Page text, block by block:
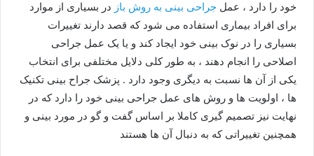
خود را دارد ، عمل جراحی بینی به روش باز در بسیاری از موارد
برای افراد بیماری استفاده می شود که قصد دارند تغییرات
بسیاری را در نوک بینی خود ایجاد کند و یا یک عمل جراحی
اصلاحی را انجام دهند ، به طور کلی دلایل مختلفی برای انتخاب
یکی از آن ها نسبت به دیگری وجود دارد . پزشک جراح بینی تکنیک
ها ، اولویت ها و روش های عمل جراحی بینی خود را دارد که در
نهایت نیز تصمیم گیری کاملا بر اساس گفت و گو در مورد بینی و
همچنین تغییراتی که به دنبال آن ها هستند